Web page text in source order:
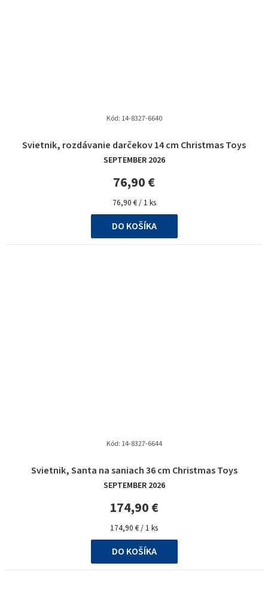
Svietnik, rozdávanie darčekov 14 cm Christmas Toys
SEPTEMBER 2026
76,90 €
Jednotková
cena:
76,90 € / 1 ks
DO KOŠÍKA
Kód: 14-8327-6640
Svietnik, Santa na saniach 36 cm Christmas Toys
SEPTEMBER 2026
174,90 €
Jednotková
cena:
174,90 € / 1 ks
DO KOŠÍKA
Kód: 14-8327-6644